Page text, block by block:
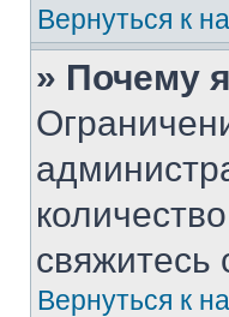
Вернуться к
» Почему
Вернуться к